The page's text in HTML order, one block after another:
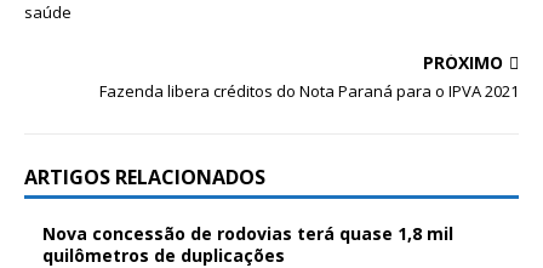
saúde
PRÓXIMO
Fazenda libera créditos do Nota Paraná para o IPVA 2021
ARTIGOS RELACIONADOS
Nova concessão de rodovias terá quase 1,8 mil
quilômetros de duplicações